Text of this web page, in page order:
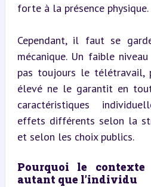
forte à la présence physique.
Cependant, il faut se
mécanique. Un faible
pas toujours le télétravail,
élevé ne le garantit en
caractéristiques
effets différents selon la
et selon les choix publics.
Pourquoi le
autant que l’individu